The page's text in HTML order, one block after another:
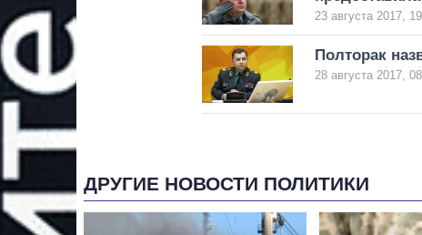
23 августа 2017,
Полторак
28 августа 2017,
ДРУГИЕ НОВОСТИ ПОЛИТИКИ